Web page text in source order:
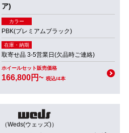
ア)
カラー
PBK(プレミアムブラック)
在庫・納期
取寄せ品 3-5営業日(欠品時ご連絡)
ホイールセット販売価格
166,800円~ 税込/4本
（Weds(ウェッズ)）